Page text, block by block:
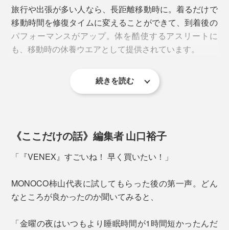
カラー展開は「ブラック」と「杢グレー」。着丈はヒッ
プが半分隠れる程度です。
旅行や出張が多い人なら、長距離移動時に。着るだけで
移動時間を修復タイムに変えることができて、到着後の
パフォーマンスがアップ。体を酷使するアスリートに
も、移動時の休養ウエアとして提供されています。
続きを読む
《ここだけの話》編集者 山口裕子
「『VENEX』すごいね！ 早く買いたい！」
MONOCO柿山代表に試してもらった後の第一声。どん
なところが良かったのか聞いてみると、
「金曜の夜はいつもより睡眠時間が1時間短かったんだ